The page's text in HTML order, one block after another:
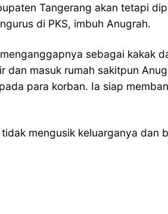
Tangerang akan tetapi
di PKS, imbuh Anugrah.
sebagai kakak
dan masuk rumah sakitpun
para korban. Ia siap
mengusik keluarganya